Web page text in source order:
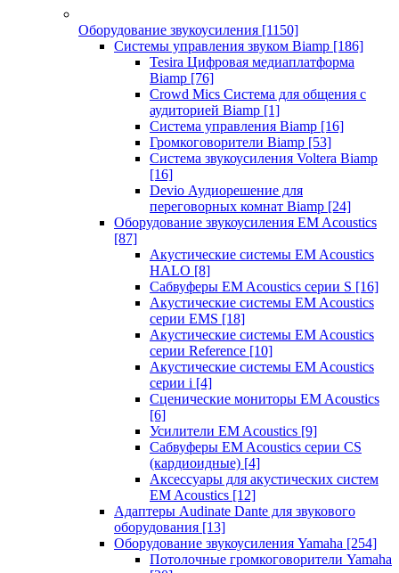
Оборудование звукоусиления [1150]
Системы управления звуком Biamp [186]
Tesira Цифровая медиаплатформа
Biamp [76]
Crowd Mics Система для общения с
аудиторией Biamp [1]
Система управления Biamp [16]
Громкоговорители Biamp [53]
Система звукоусиления Voltera Biamp
[16]
Devio Аудиорешение для
переговорных комнат Biamp [24]
Оборудование звукоусиления EM Acoustics
[87]
Акустические системы EM Acoustics
HALO [8]
Сабвуферы EM Acoustics серии S [16]
Акустические системы EM Acoustics
серии EMS [18]
Акустические системы EM Acoustics
серии Reference [10]
Акустические системы EM Acoustics
серии i [4]
Сценические мониторы EM Acoustics
[6]
Усилители EM Acoustics [9]
Сабвуферы EM Acoustics серии CS
(кардиоидные) [4]
Аксессуары для акустических систем
EM Acoustics [12]
Адаптеры Audinate Dante для звукового
оборудования [13]
Оборудование звукоусиления Yamaha [254]
Потолочные громкоговорители Yamaha